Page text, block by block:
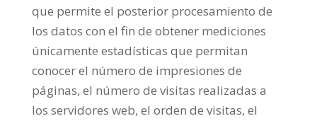
que permite el posterior procesamiento de
los datos con el fin de obtener mediciones
únicamente estadísticas que permitan
conocer el número de impresiones de
páginas, el número de visitas realizadas a
los servidores web, el orden de visitas, el